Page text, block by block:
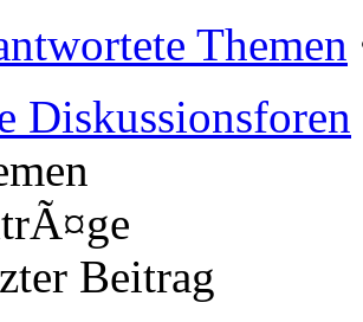
Themen
Diskussionsforen
Beitrag